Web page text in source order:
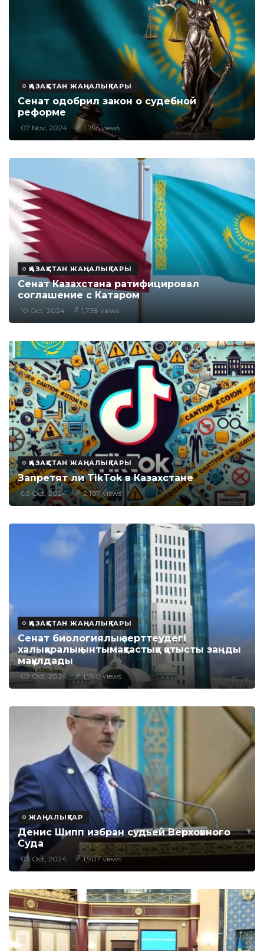
ҚАЗАҚСТАН ЖАҢАЛЫҚТАРЫ
Сенат одобрил закон о судебной
реформе
07 Nov, 2024 1,795 views
ҚАЗАҚСТАН ЖАҢАЛЫҚТАРЫ
Сенат Казахстана ратифицировал
соглашение с Катаром
10 Oct, 2024 1,738 views
ҚАЗАҚСТАН ЖАҢАЛЫҚТАРЫ
Запретят ли TikTok в Казахстане
03 Oct, 2024 2,107 views
ҚАЗАҚСТАН ЖАҢАЛЫҚТАРЫ
Сенат биологиялық зерттеудегі
халықаралық ынтымақтастыққа қатысты заңды
мақұлдады
03 Oct, 2024 1,740 views
ЖАҢАЛЫҚТАР
Денис Шипп избран судьей Верховного
Суда
03 Oct, 2024 1,907 views